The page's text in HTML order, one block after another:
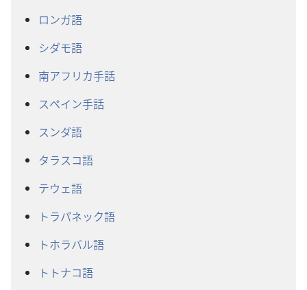
ロンガ語
シダモ語
南アフリカ手話
スペイン手話
スンダ語
タラスコ語
テウェ語
トラパネック語
トホラバル語
トトナコ語